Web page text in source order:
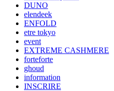
DUNO
elendeek
ENFOLD
etre tokyo
event
EXTREME CASHMERE
forteforte
ghoud
information
INSCRIRE